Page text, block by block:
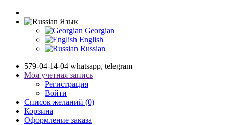
Язык
Georgian
English
Russian
579-04-14-04 whatsapp, telegram
Моя учетная запись
Регистрация
Войти
Список желаний (0)
Корзина
Оформление заказа